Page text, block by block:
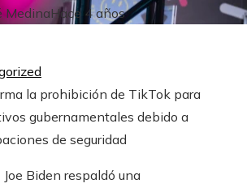
MedinaHace 4 años
la prohibición de TikTok para
gubernamentales debido a
de seguridad
Biden respaldó una